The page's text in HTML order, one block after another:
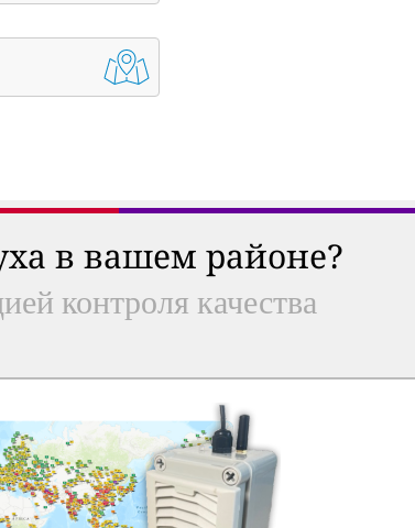
в вашем районе?
контроля качества